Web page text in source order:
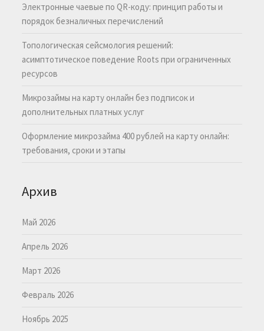
Электронные чаевые по QR-коду: принцип работы и
порядок безналичных перечислений
Топологическая сейсмология решений:
асимптотическое поведение Roots при ограниченных
ресурсов
Микрозаймы на карту онлайн без подписок и
дополнительных платных услуг
Оформление микрозайма 400 рублей на карту онлайн:
требования, сроки и этапы
Архив
Май 2026
Апрель 2026
Март 2026
Февраль 2026
Ноябрь 2025